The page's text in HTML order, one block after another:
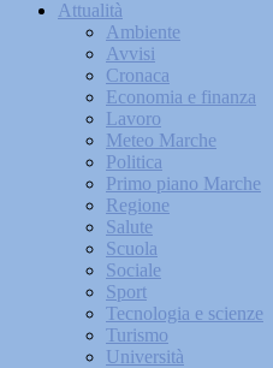
Attualità
Ambiente
Avvisi
Cronaca
Economia e finanza
Lavoro
Meteo Marche
Politica
Primo piano Marche
Regione
Salute
Scuola
Sociale
Sport
Tecnologia e scienze
Turismo
Università